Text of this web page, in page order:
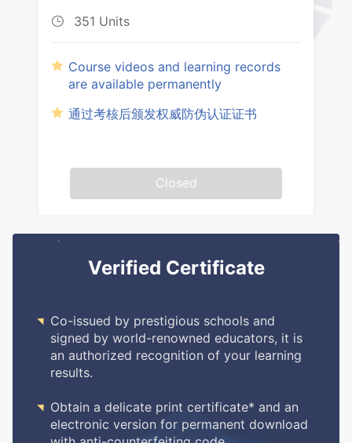
 351 Units
Course videos and learning records
are available permanently
通过考核后颁发权威防伪认证证书
Closed
Verified Certificate
 Co-issued by prestigious schools and
signed by world-renowned educators, it is
an authorized recognition of your learning
results.
 Obtain a delicate print certificate* and an
electronic version for permanent download